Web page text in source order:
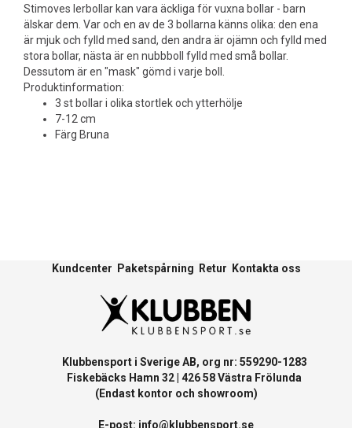
Stimoves lerbollar kan vara äckliga för vuxna bollar - barn
älskar dem. Var och en av de 3 bollarna känns olika: den ena
är mjuk och fylld med sand, den andra är ojämn och fylld med
stora bollar, nästa är en nubbboll fylld med små bollar.
Dessutom är en "mask" gömd i varje boll.
Produktinformation:
3 st bollar i olika stortlek och ytterhölje
7-12 cm
Färg Bruna
Kundcenter Paketspårning Retur Kontakta oss
Klubbensport i Sverige AB, org nr: 559290-1283
Fiskebäcks Hamn 32 | 426 58 Västra Frölunda
(Endast kontor och showroom)
E-post: info@klubbensport.se